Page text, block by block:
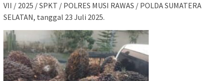
VII / 2025 / SPKT / POLRES MUSI RAWAS / POLDA SUMATERA
SELATAN, tanggal 23 Juli 2025.